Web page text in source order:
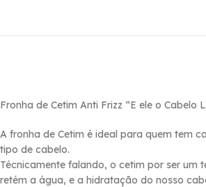
Fronha de Cetim Anti Frizz “E ele o Cabelo
A fronha de Cetim é ideal para quem tem
tipo de cabelo.
Técnicamente falando, o cetim por ser
retém a água, e a hidratação do nosso